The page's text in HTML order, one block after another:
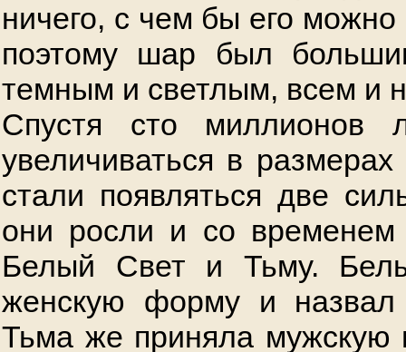
ничего, с чем бы его
поэтому шар был
темным и светлым, всем и
Спустя сто миллионов
увеличиваться в
стали появляться две
они росли и со временем
Белый Свет и Тьму.
женскую форму и назвал
Тьма же приняла мужскую